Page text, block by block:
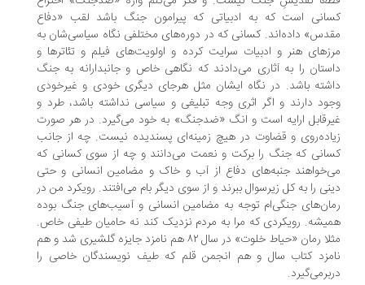
است که به ادبیاتی که پیرامون جنگ باشد لقب «دفاع
داده‌اند. کسانی که در دوره‌های مختلفی نگاه سیاسی‌شان به
هنر و ادبیات سرایت کرده و اولویت‌های فیلم و تئاترها و
را به آثاری می‌دادند که نگاهی خاص و جانبدارانه به جنگ
باشد. در نگاه ایشان مثل هرجای دیگری خودی و غیرخودی
دارند و اگر اثری وجه تبلیغی و سیاسی نداشته باشد، طرد و
ارایه است و انگ «ضدجنگ» به خود می‌گیرد. در هر صورت
و قضاوت در هیچ زمینه‌ای پسندیده نیست. چه از جانب
که جنگ را برکت و نعمت می‌دانند و چه از سوی کسانی که
جنبه‌های دفاع از آب و خاک و مضامین انسانی و حتی
را به کل زیرسوال ببرند و از سوی دیگر بام می‌افتند. رویکرد من در
جنگی‌ام توجه به مضامین انسانی و آسیب‌های جنگ بوده
رویکردی که مرا به مردم نزدیک کند نه حامیان طیفی خاص.
مثلا رمان «حیاط خلوت» در سال ۸۲ هم نامزد جایزه گلشیری شد و هم
کتاب سال و هم انجمن قلم که طیف نویسندگان خاصی را